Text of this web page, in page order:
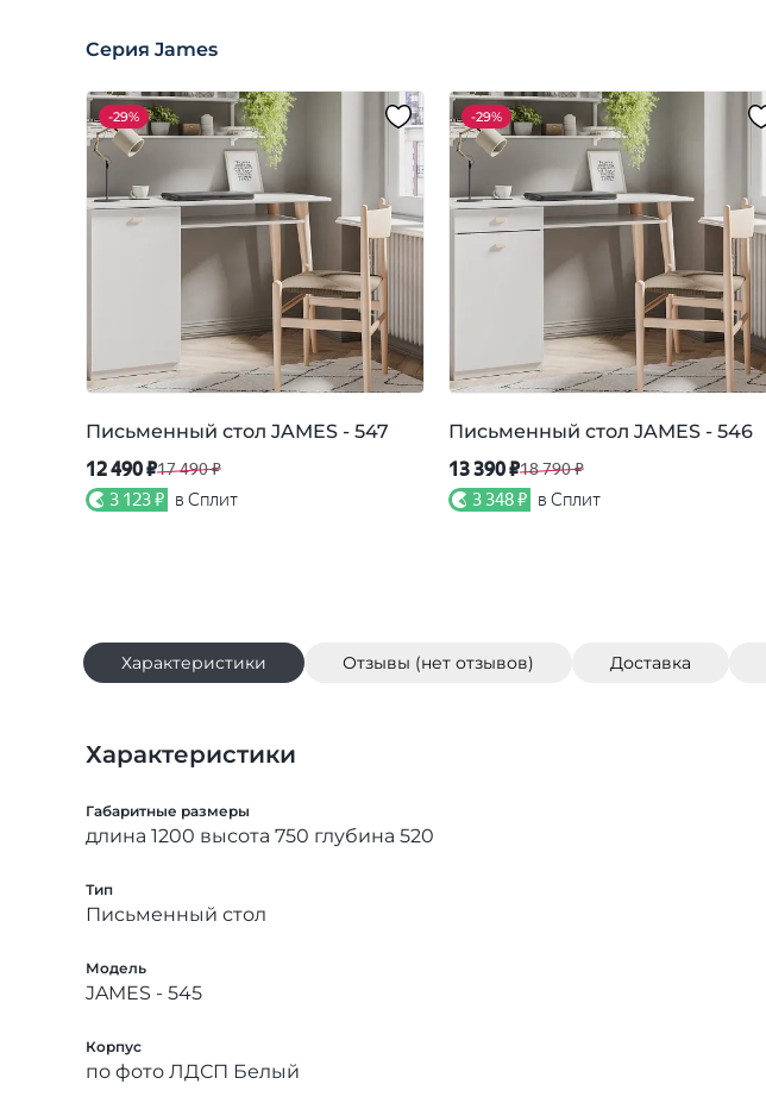
Серия James
-29%
Письменный стол JAMES - 547
12 490 ₽17 490 ₽
3 123 ₽ в Сплит
-29%
Письменный стол JAMES - 546
13 390 ₽18 790 ₽
3 348 ₽ в Сплит
Характеристики Отзывы (нет отзывов) Доставка
Характеристики
Габаритные размеры
длина 1200 высота 750 глубина 520
Тип
Письменный стол
Модель
JAMES - 545
Корпус
по фото ЛДСП Белый